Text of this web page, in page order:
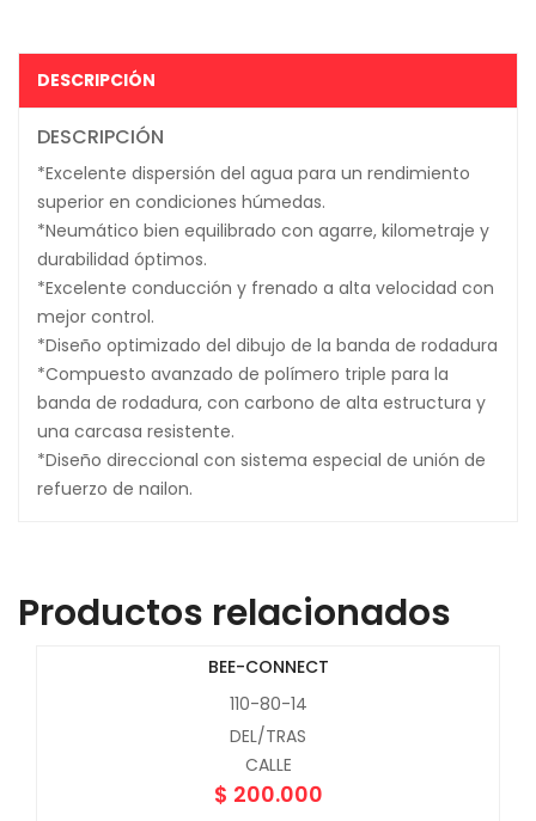
DESCRIPCIÓN
DESCRIPCIÓN
*Excelente dispersión del agua para un rendimiento
superior en condiciones húmedas.
*Neumático bien equilibrado con agarre, kilometraje y
durabilidad óptimos.
*Excelente conducción y frenado a alta velocidad con
mejor control.
*Diseño optimizado del dibujo de la banda de rodadura
*Compuesto avanzado de polímero triple para la
banda de rodadura, con carbono de alta estructura y
una carcasa resistente.
*Diseño direccional con sistema especial de unión de
refuerzo de nailon.
Productos relacionados
BEE-CONNECT
110-80-14
DEL/TRAS
CALLE
$ 200.000